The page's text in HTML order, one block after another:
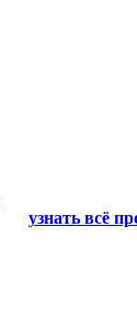
узнать всё